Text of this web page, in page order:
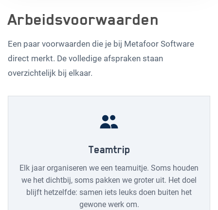
Arbeidsvoorwaarden
Een paar voorwaarden die je bij Metafoor Software
direct merkt. De volledige afspraken staan
overzichtelijk bij elkaar.
Teamtrip
Elk jaar organiseren we een teamuitje. Soms houden
we het dichtbij, soms pakken we groter uit. Het doel
blijft hetzelfde: samen iets leuks doen buiten het
gewone werk om.